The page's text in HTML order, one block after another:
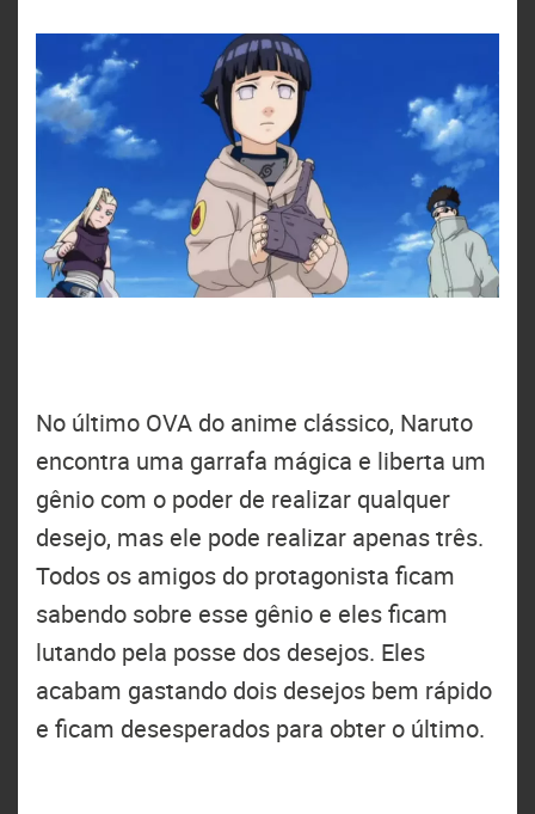
No último OVA do anime clássico, Naruto
encontra uma garrafa mágica e liberta um
gênio com o poder de realizar qualquer
desejo, mas ele pode realizar apenas três.
Todos os amigos do protagonista ficam
sabendo sobre esse gênio e eles ficam
lutando pela posse dos desejos. Eles
acabam gastando dois desejos bem rápido
e ficam desesperados para obter o último.